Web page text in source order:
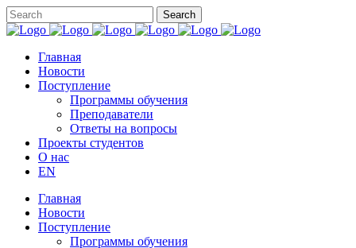
Главная
Новости
Поступление
Программы обучения
Преподаватели
Ответы на вопросы
Проекты студентов
О нас
EN
Главная
Новости
Поступление
Программы обучения